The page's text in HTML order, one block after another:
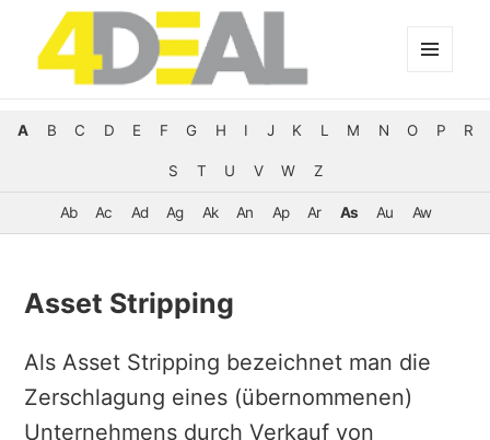
A B C D E F G H I J K L M N O P R
S T U V W Z
Ab Ac Ad Ag Ak An Ap Ar As Au Aw
Asset Stripping
Als Asset Stripping bezeichnet man die
Zerschlagung eines (übernommenen)
Unternehmens durch Verkauf von